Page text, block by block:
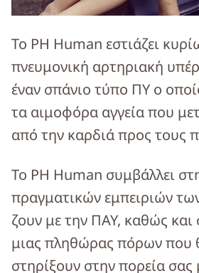
Το PH Human εστιάζει
πνευμονική αρτηριακή
έναν σπάνιο τύπο ΠΥ ο
τα αιμοφόρα αγγεία που
από την καρδιά προς τους
Το PH Human συμβάλλει
πραγματικών εμπειριών
ζουν με την ΠΑΥ, καθώς
μιας πληθώρας πόρων που
στηρίξουν στην πορεία σας